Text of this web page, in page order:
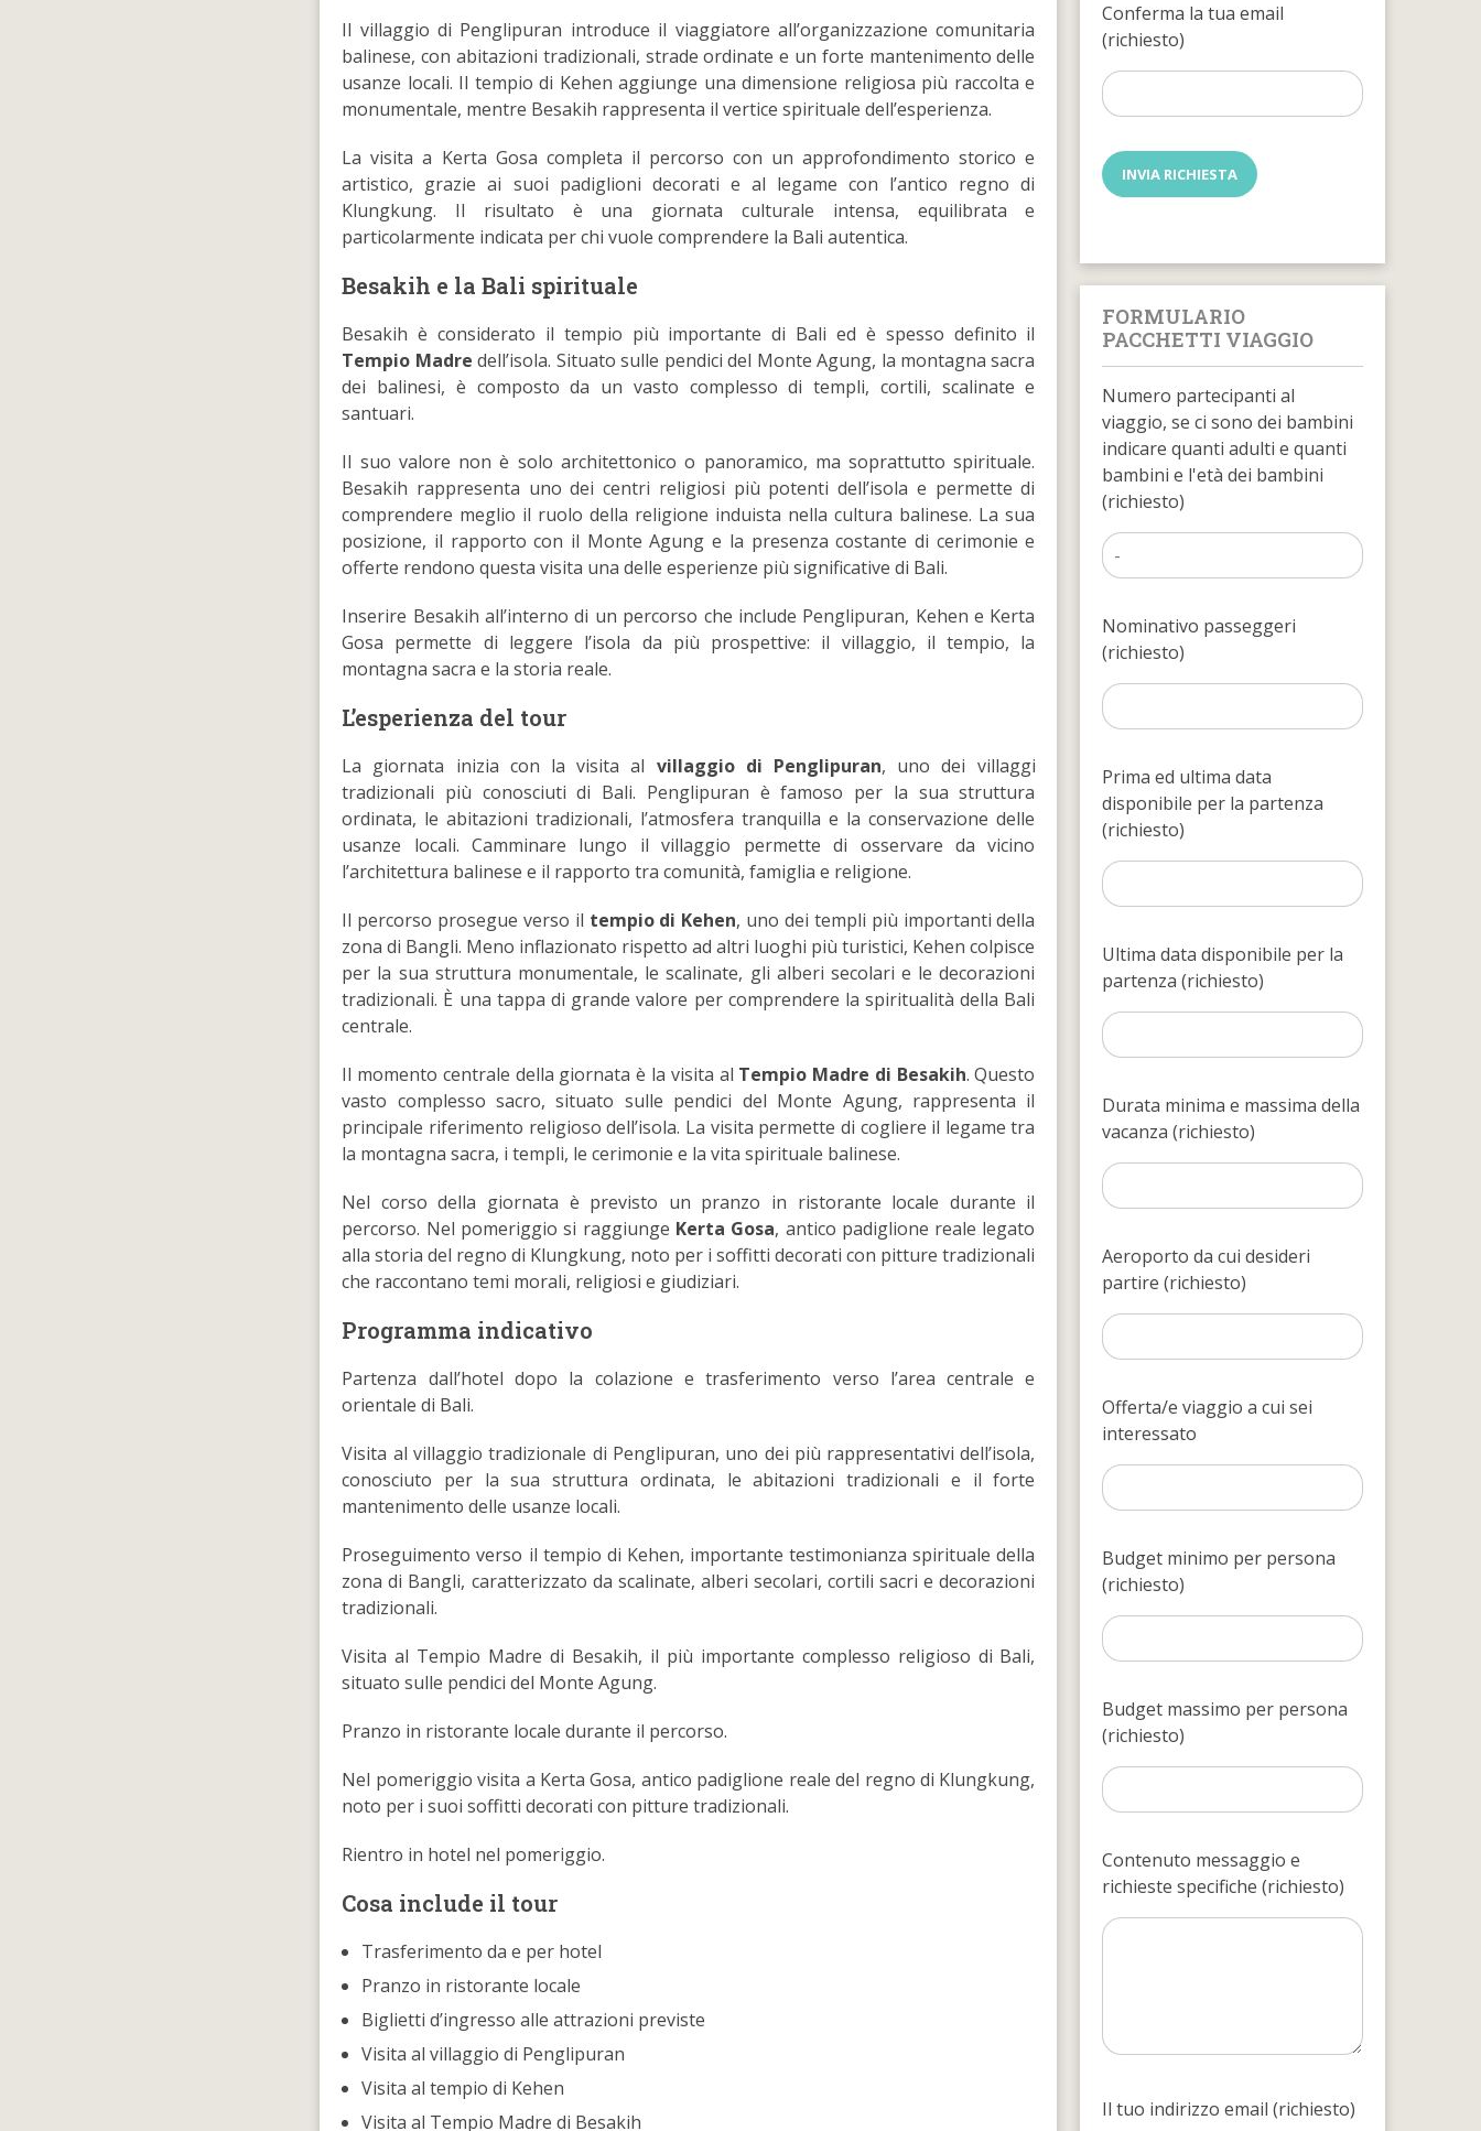
Il villaggio di Penglipuran introduce il viaggiatore all’organizzazione comunitaria
balinese, con abitazioni tradizionali, strade ordinate e un forte mantenimento delle
usanze locali. Il tempio di Kehen aggiunge una dimensione religiosa più raccolta e
monumentale, mentre Besakih rappresenta il vertice spirituale dell’esperienza.
La visita a Kerta Gosa completa il percorso con un approfondimento storico e
artistico, grazie ai suoi padiglioni decorati e al legame con l’antico regno di
Klungkung. Il risultato è una giornata culturale intensa, equilibrata e
particolarmente indicata per chi vuole comprendere la Bali autentica.
Besakih e la Bali spirituale
Besakih è considerato il tempio più importante di Bali ed è spesso definito il
Tempio Madre dell’isola. Situato sulle pendici del Monte Agung, la montagna sacra
dei balinesi, è composto da un vasto complesso di templi, cortili, scalinate e
santuari.
Il suo valore non è solo architettonico o panoramico, ma soprattutto spirituale.
Besakih rappresenta uno dei centri religiosi più potenti dell’isola e permette di
comprendere meglio il ruolo della religione induista nella cultura balinese. La sua
posizione, il rapporto con il Monte Agung e la presenza costante di cerimonie e
offerte rendono questa visita una delle esperienze più significative di Bali.
Inserire Besakih all’interno di un percorso che include Penglipuran, Kehen e Kerta
Gosa permette di leggere l’isola da più prospettive: il villaggio, il tempio, la
montagna sacra e la storia reale.
L’esperienza del tour
La giornata inizia con la visita al villaggio di Penglipuran, uno dei villaggi
tradizionali più conosciuti di Bali. Penglipuran è famoso per la sua struttura
ordinata, le abitazioni tradizionali, l’atmosfera tranquilla e la conservazione delle
usanze locali. Camminare lungo il villaggio permette di osservare da vicino
l’architettura balinese e il rapporto tra comunità, famiglia e religione.
Il percorso prosegue verso il tempio di Kehen, uno dei templi più importanti della
zona di Bangli. Meno inflazionato rispetto ad altri luoghi più turistici, Kehen colpisce
per la sua struttura monumentale, le scalinate, gli alberi secolari e le decorazioni
tradizionali. È una tappa di grande valore per comprendere la spiritualità della Bali
centrale.
Il momento centrale della giornata è la visita al Tempio Madre di Besakih. Questo
vasto complesso sacro, situato sulle pendici del Monte Agung, rappresenta il
principale riferimento religioso dell’isola. La visita permette di cogliere il legame tra
la montagna sacra, i templi, le cerimonie e la vita spirituale balinese.
Nel corso della giornata è previsto un pranzo in ristorante locale durante il
percorso. Nel pomeriggio si raggiunge Kerta Gosa, antico padiglione reale legato
alla storia del regno di Klungkung, noto per i soffitti decorati con pitture tradizionali
che raccontano temi morali, religiosi e giudiziari.
Programma indicativo
Partenza dall’hotel dopo la colazione e trasferimento verso l’area centrale e
orientale di Bali.
Visita al villaggio tradizionale di Penglipuran, uno dei più rappresentativi dell’isola,
conosciuto per la sua struttura ordinata, le abitazioni tradizionali e il forte
mantenimento delle usanze locali.
Proseguimento verso il tempio di Kehen, importante testimonianza spirituale della
zona di Bangli, caratterizzato da scalinate, alberi secolari, cortili sacri e decorazioni
tradizionali.
Visita al Tempio Madre di Besakih, il più importante complesso religioso di Bali,
situato sulle pendici del Monte Agung.
Pranzo in ristorante locale durante il percorso.
Nel pomeriggio visita a Kerta Gosa, antico padiglione reale del regno di Klungkung,
noto per i suoi soffitti decorati con pitture tradizionali.
Rientro in hotel nel pomeriggio.
Cosa include il tour
Trasferimento da e per hotel
Pranzo in ristorante locale
Biglietti d’ingresso alle attrazioni previste
Visita al villaggio di Penglipuran
Visita al tempio di Kehen
Visita al Tempio Madre di Besakih
Conferma la tua email
(richiesto)
FORMULARIO
PACCHETTI VIAGGIO
Numero partecipanti al
viaggio, se ci sono dei bambini
indicare quanti adulti e quanti
bambini e l'età dei bambini
(richiesto)
Nominativo passeggeri
(richiesto)
Prima ed ultima data
disponibile per la partenza
(richiesto)
Ultima data disponibile per la
partenza (richiesto)
Durata minima e massima della
vacanza (richiesto)
Aeroporto da cui desideri
partire (richiesto)
Offerta/e viaggio a cui sei
interessato
Budget minimo per persona
(richiesto)
Budget massimo per persona
(richiesto)
Contenuto messaggio e
richieste specifiche (richiesto)
Il tuo indirizzo email (richiesto)